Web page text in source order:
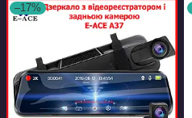
–17%